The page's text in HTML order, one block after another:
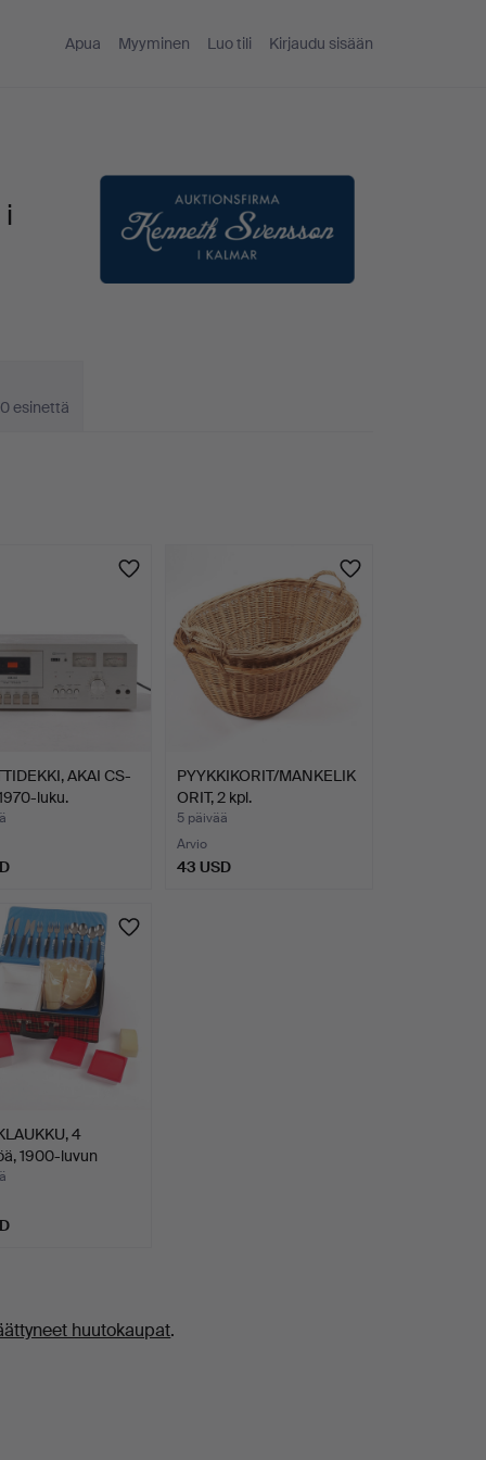
Apua Myyminen Luo tili Kirjaudu sisään
esinettä
AKAI CS-
luku.
PYYKKIKORIT/MANKELIK
ORIT, 2 kpl.
5 päivää
Arvio
43 USD
4
1900-luvun
huutokaupat.